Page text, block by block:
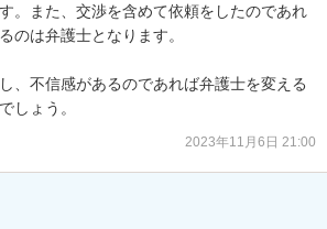
。また、交渉を含めて依頼をしたのであれ
のは弁護士となります。
、不信感があるのであれば弁護士を変える
しょう。
2023年11月6日 21:00